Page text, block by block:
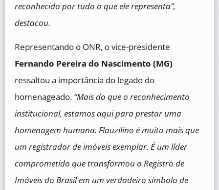
reconhecido por tudo o que ele representa”,
destacou.
Representando o ONR, o vice-presidente
Fernando Pereira do Nascimento (MG)
ressaltou a importância do legado do
homenageado. “Mais do que o reconhecimento
institucional, estamos aqui para prestar uma
homenagem humana. Flauzilino é muito mais que
um registrador de imóveis exemplar. É um líder
comprometido que transformou o Registro de
Imóveis do Brasil em um verdadeiro símbolo de